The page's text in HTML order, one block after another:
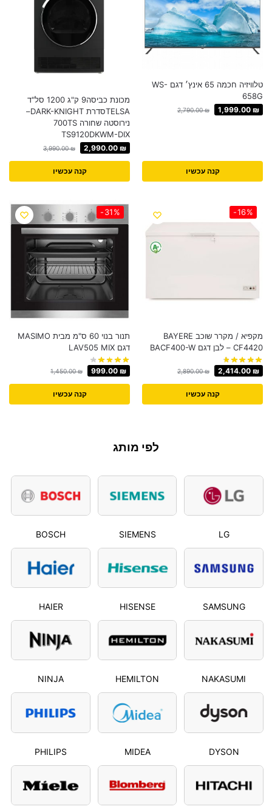
טלוויזיה חכמה 65 אינץ׳ דגם WS-
658G
2,790.00₪ 1,999.00 ₪
קנה עכשיו
מכונת כביסה9 ק"ג 1200 סל"ד
TELSAסדרת DARK-KNIGHT–
נירוסטה שחורה 700TS
TS9120DKWM-DIX
3,990.00₪ 2,990.00 ₪
קנה עכשיו
-16%
מקפיא / מקרר שוכב BAYERE
CF4420 – לבן דגם BACF400-W
2,890.00₪ 2,414.00 ₪
קנה עכשיו
-31%
תנור בנוי 60 ס"מ מבית MASIMO
דגם LAV505 MIX
1,450.00₪ 999.00 ₪
קנה עכשיו
לפי מותג
LG
SIEMENS
BOSCH
SAMSUNG
HISENSE
HAIER
NAKASUMI
HEMILTON
NINJA
DYSON
MIDEA
PHILIPS